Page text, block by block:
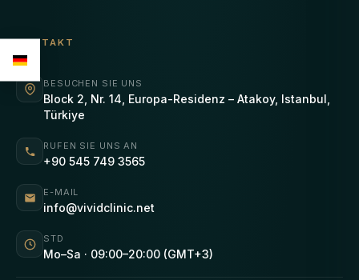
KONTAKT
BESUCHEN SIE UNS
Block 2, Nr. 14, Europa-Residenz – Atakoy, Istanbul,
Türkiye
RUFEN SIE UNS AN
+90 545 749 3565
E-MAIL
info@vividclinic.net
STD
Mo–Sa · 09:00–20:00 (GMT+3)